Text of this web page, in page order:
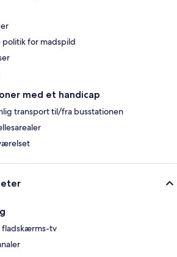
for madspild
med et handicap
transport til/fra busstationen
fladskærms-tv